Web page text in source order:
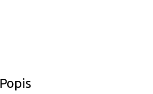
Popis